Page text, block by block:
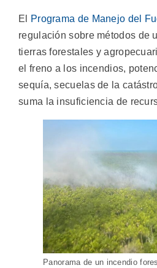
El Programa de Manejo del
regulación sobre métodos de
tierras forestales y
el freno a los incendios,
sequía, secuelas de la
suma la insuficiencia de
Panorama de un incendio